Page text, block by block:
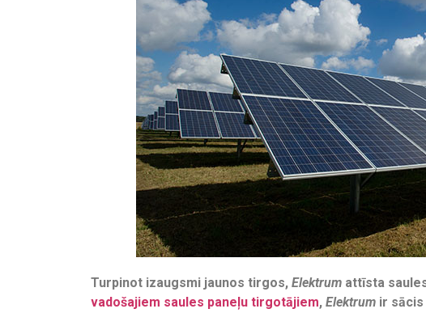
Turpinot izaugsmi jaunos tirgos, Elektrum attīsta
vadošajiem saules paneļu tirgotājiem, Elektrum ir